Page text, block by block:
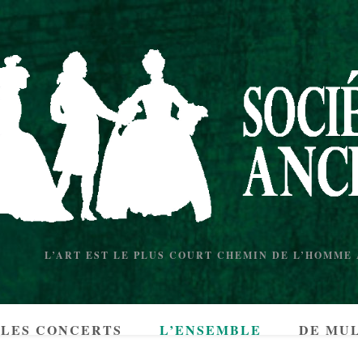
L’ART EST LE PLUS COURT CHEMIN DE
LES CONCERTS L’ENSEMBLE DE